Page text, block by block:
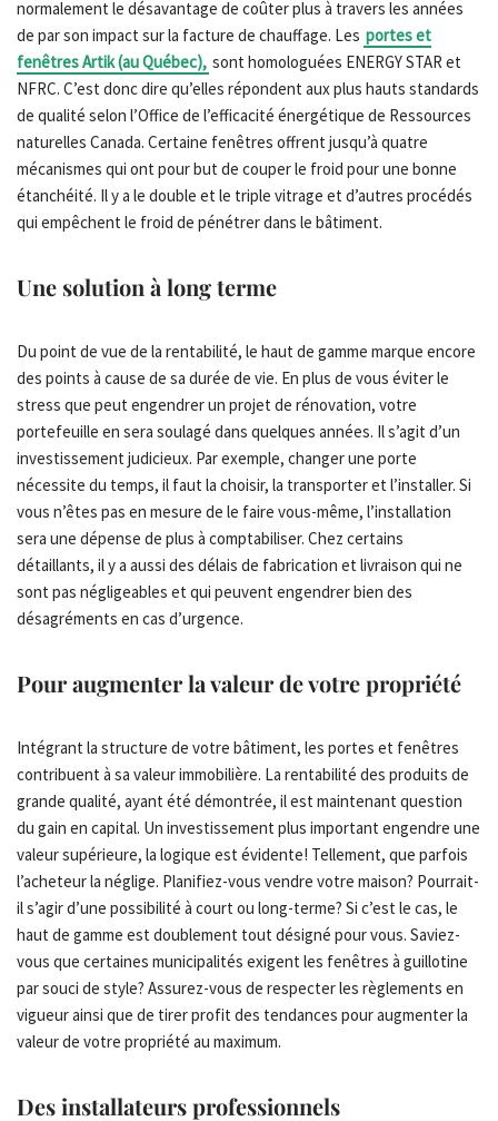
normalement le désavantage de coûter plus à travers les années
de par son impact sur la facture de chauffage. Les portes et
fenêtres Artik (au Québec), sont homologuées ENERGY STAR et
NFRC. C’est donc dire qu’elles répondent aux plus hauts standards
de qualité selon l’Office de l’efficacité énergétique de Ressources
naturelles Canada. Certaine fenêtres offrent jusqu’à quatre
mécanismes qui ont pour but de couper le froid pour une bonne
étanchéité. Il y a le double et le triple vitrage et d’autres procédés
qui empêchent le froid de pénétrer dans le bâtiment.
Une solution à long terme
Du point de vue de la rentabilité, le haut de gamme marque encore
des points à cause de sa durée de vie. En plus de vous éviter le
stress que peut engendrer un projet de rénovation, votre
portefeuille en sera soulagé dans quelques années. Il s’agit d’un
investissement judicieux. Par exemple, changer une porte
nécessite du temps, il faut la choisir, la transporter et l’installer. Si
vous n’êtes pas en mesure de le faire vous-même, l’installation
sera une dépense de plus à comptabiliser. Chez certains
détaillants, il y a aussi des délais de fabrication et livraison qui ne
sont pas négligeables et qui peuvent engendrer bien des
désagréments en cas d’urgence.
Pour augmenter la valeur de votre propriété
Intégrant la structure de votre bâtiment, les portes et fenêtres
contribuent à sa valeur immobilière. La rentabilité des produits de
grande qualité, ayant été démontrée, il est maintenant question
du gain en capital. Un investissement plus important engendre une
valeur supérieure, la logique est évidente! Tellement, que parfois
l’acheteur la néglige. Planifiez-vous vendre votre maison? Pourrait-
il s’agir d’une possibilité à court ou long-terme? Si c’est le cas, le
haut de gamme est doublement tout désigné pour vous. Saviez-
vous que certaines municipalités exigent les fenêtres à guillotine
par souci de style? Assurez-vous de respecter les règlements en
vigueur ainsi que de tirer profit des tendances pour augmenter la
valeur de votre propriété au maximum.
Des installateurs professionnels